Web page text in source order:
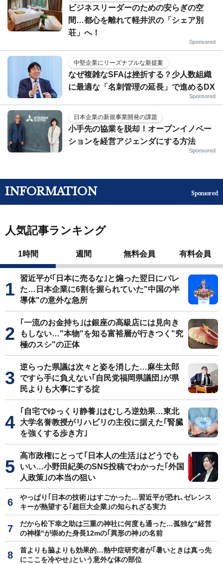
ビジネスリーダーのための安らぎの空
間…都心を離れて軽井沢の「シェア別
荘」へ！
Sponsored
中堅企業にリーズナブルな新提案
なぜ複雑なSFAは挫折する？少人数組織
に最適な「名刺管理の延長」で進めるDX
Sponsored
日本企業の新規事業開発の課題
小手先の協業を脱却！オープンイノベー
ションを経営アジェンダにする方法
Sponsored
INFORMATION Sponsored
人気記事ランキング
1時間 週間 無料会員 有料会員
習近平が｢日本に売るな｣と煽った翌日にバレ
た…日本企業に6割を握られていた"中国の半
導体"の意外な急所
｢一流のお金持ち｣は銀座の高級店には見向き
もしない…"本物"を知る富裕層が行きつく"究
極のスシ"の正体
逆らった県議は次々と姿を消した…麻生太郎
ですら手に負えない｢自民党福岡県議団｣が県
民よりも大事にする掟
｢自宅でゆっくり静養｣はむしろ逆効果…東北
大学名誉教授がリハビリの主役に据えた｢腎臓
を強くする歩き方｣
高市政権にとって｢日本人の生活｣はどうでも
いい…小野田紀美のSNS投稿でわかった｢外国
人政策｣の本当の狙い
やっぱり｢日本の技術｣はすごかった…習近平が恐れ､ゼレンス
キーが熱望する｢超巨大企業｣の知られざる実力
だから松下幸之助は三重の神社に何度も通った…孤独な"経営
の神様"が崇めた身長12mの｢異形の神｣の名前
首よりも脇よりも効果的…熱中症研究者が｢暑いときは真っ先
にここを冷やせ｣という意外な体の部位